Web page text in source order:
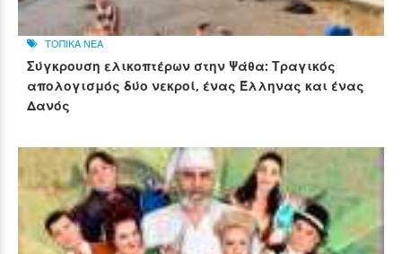
ΤΟΠΙΚΑ ΝΕΑ
Σύγκρουση ελικοπτέρων στην Ψάθα: Τραγικός
απολογισμός δύο νεκροί, ένας Έλληνας και ένας
Δανός